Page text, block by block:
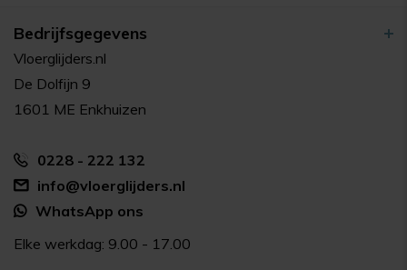
Bedrijfsgegevens
Vloerglijders.nl
De Dolfijn 9
1601 ME Enkhuizen
0228 - 222 132
info@vloerglijders.nl
WhatsApp ons
Elke werkdag: 9.00 - 17.00